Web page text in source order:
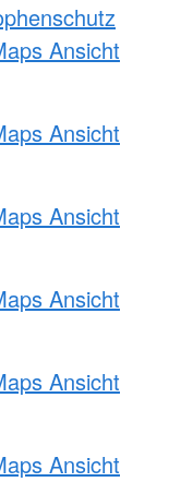
Ansicht
Ansicht
Ansicht
Ansicht
Ansicht
Ansicht